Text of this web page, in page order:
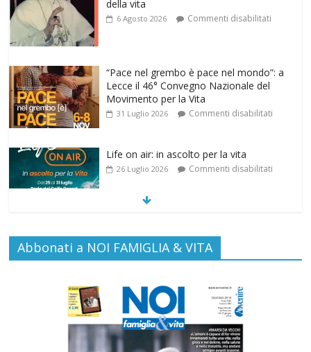
“Pace nel grembo è pace nel mondo”: a
31 Luglio 2026 Commenti disabilitati
Life on air: in ascolto per la vita
Emilia Romagna al suicidio assistito per
“Hall of Honor Prenatal Sciences 2026”
16 Luglio 2026 Commenti disabilitati
Abbonati a NOI FAMIGLIA & VITA